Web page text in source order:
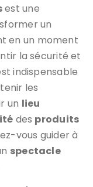
est une
un
en un moment
la sécurité et
indispensable
les
un lieu
des produits
vous guider à
spectacle